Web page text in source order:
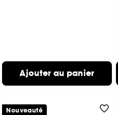
Ajouter au panier
Nouveauté